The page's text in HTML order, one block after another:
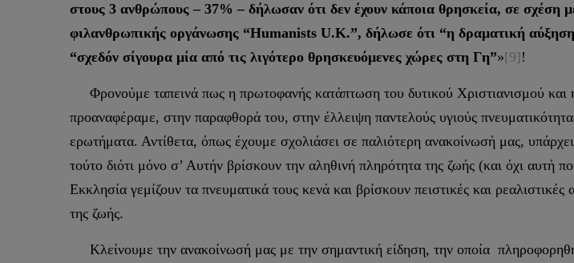
στους 3 ανθρώπους – 37% – δήλωσαν ότι δεν έχουν κάποια θρησκεία, σε
φιλανθρωπικής οργάνωσης “Humanists U.K.”, δήλωσε ότι “η δραματική
“σχεδόν σίγουρα μία από τις λιγότερο θρησκευόμενες χώρες στη Γη”»[9]!
Φρονούμε ταπεινά πως η πρωτοφανής κατάπτωση του δυτικού Χριστιανισμού
προαναφέραμε, στην παραφθορά του, στην έλλειψη παντελούς υγιούς
ερωτήματα. Αντίθετα, όπως έχουμε σχολιάσει σε παλιότερη ανακοίνωσή μας,
τούτο διότι μόνο σ’ Αυτήν βρίσκουν την αληθινή πληρότητα της ζωής (και όχι αυτή
Εκκλησία γεμίζουν τα πνευματικά τους κενά και βρίσκουν πειστικές και
της ζωής.
Κλείνουμε την ανακοίνωσή μας με την σημαντική είδηση, την οποία